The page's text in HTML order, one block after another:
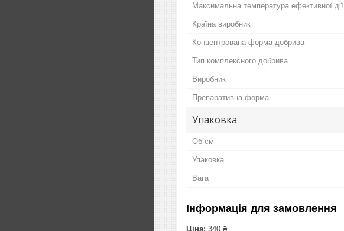
Максимальна температура ефективної дії
Країна виробник
Концентрована форма добрива
Тип комплексного добрива
Виробник
Препаративна форма
Упаковка
Об`єм
Упаковка
Вага
Інформація для замовлення
Ціна: 340 ₴